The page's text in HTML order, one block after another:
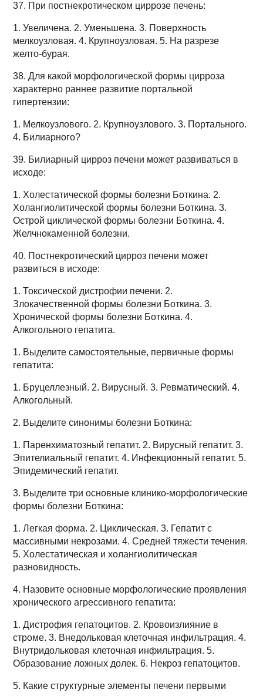
37. При постнекротическом циррозе печень:
1. Увеличена. 2. Уменьшена. 3. Поверхность
мелкоузловая. 4. Крупноузловая. 5. На разрезе
желто-бурая.
38. Для какой морфологической формы цирроза
характерно раннее развитие портальной
гипертензии:
1. Мелкоузлового. 2. Крупноузлового. 3. Портального.
4. Билиарного?
39. Билиарный цирроз печени может развиваться в
исходе:
1. Холестатической формы болезни Боткина. 2.
Холангиолитической формы болезни Боткина. 3.
Острой циклической формы болезни Боткина. 4.
Желчнокаменной болезни.
40. Постнекротический цирроз печени может
развиться в исходе:
1. Токсической дистрофии печени. 2.
Злокачественной формы болезни Боткина. 3.
Хронической формы болезни Боткина. 4.
Алкогольного гепатита.
1. Выделите самостоятельные, первичные формы
гепатита:
1. Бруцеллезный. 2. Вирусный. 3. Ревматический. 4.
Алкогольный.
2. Выделите синонимы болезни Боткина:
1. Паренхиматозный гепатит. 2. Вирусный гепатит. 3.
Эпителиальный гепатит. 4. Инфекционный гепатит. 5.
Эпидемический гепатит.
3. Выделите три основные клинико-морфологические
формы болезни Боткина:
1. Легкая форма. 2. Циклическая. 3. Гепатит с
массивными некрозами. 4. Средней тяжести течения.
5. Холестатическая и холангиолитическая
разновидность.
4. Назовите основные морфологические проявления
хронического агрессивного гепатита:
1. Дистрофия гепатоцитов. 2. Кровоизлияние в
строме. 3. Внедольковая клеточная инфильтрация. 4.
Внутридольковая клеточная инфильтрация. 5.
Образование ложных долек. 6. Некроз гепатоцитов.
5. Какие структурные элементы печени первыми